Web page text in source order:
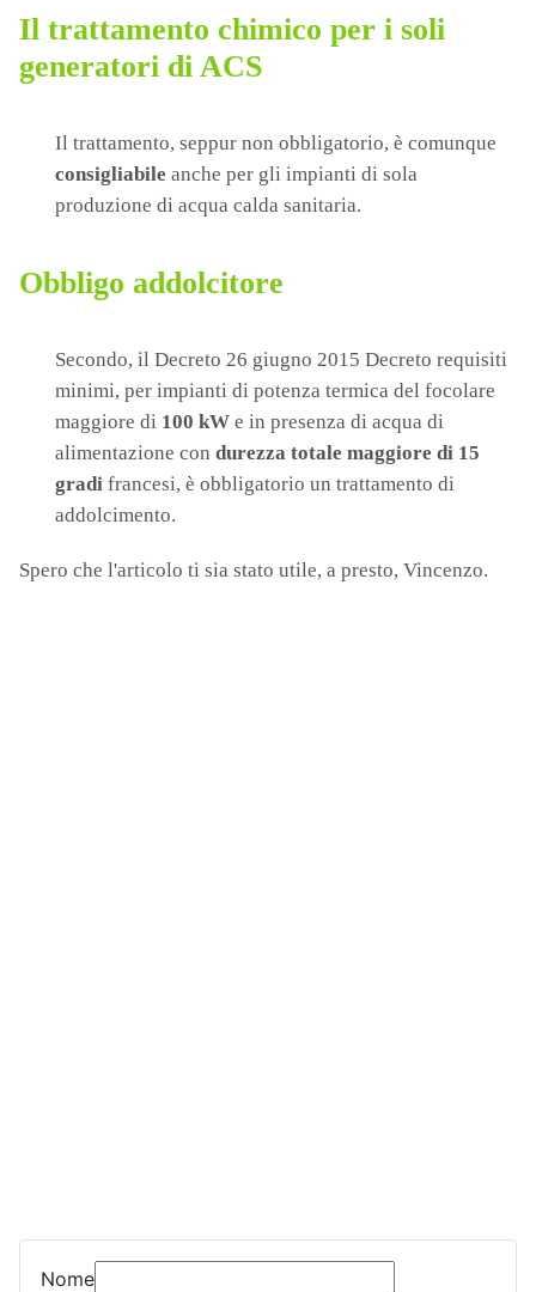
Il trattamento chimico per i soli
generatori di ACS
Il trattamento, seppur non obbligatorio, è comunque
consigliabile anche per gli impianti di sola
produzione di acqua calda sanitaria.
Obbligo addolcitore
Secondo, il Decreto 26 giugno 2015 Decreto requisiti
minimi, per impianti di potenza termica del focolare
maggiore di 100 kW e in presenza di acqua di
alimentazione con durezza totale maggiore di 15
gradi francesi, è obbligatorio un trattamento di
addolcimento.
Spero che l'articolo ti sia stato utile, a presto, Vincenzo.
Nome